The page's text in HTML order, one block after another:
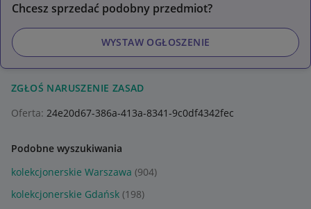
Chcesz sprzedać podobny przedmiot?
WYSTAW OGŁOSZENIE
ZGŁOŚ NARUSZENIE ZASAD
Oferta: 24e20d67-386a-413a-8341-9c0df4342fec
Podobne wyszukiwania
kolekcjonerskie Warszawa (904)
kolekcjonerskie Gdańsk (198)